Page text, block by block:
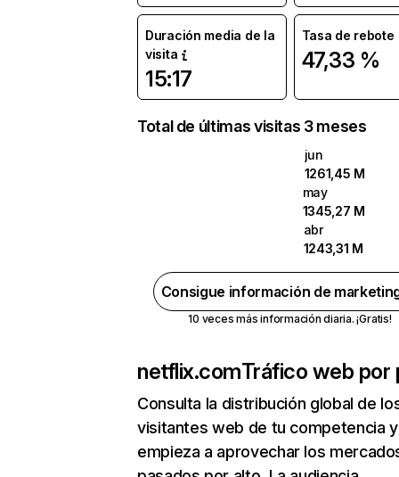
Duración media de la
visita
15:17
Tasa de rebote
47,33 %
Total de últimas visitas 3 meses
jun
1261,45 M
may
1345,27 M
abr
1243,31 M
Consigue información de
10 veces más información diaria. ¡Gratis!
netflix.comTráfico web por
Consulta la distribución global de
visitantes web de tu competencia y
empieza a aprovechar los